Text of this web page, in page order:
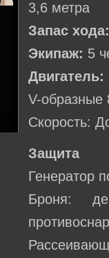
3,6 метра
Запас
Экипаж: 5
Двигатель:
V-
Скорость:
Защита
Генератор
Броня: